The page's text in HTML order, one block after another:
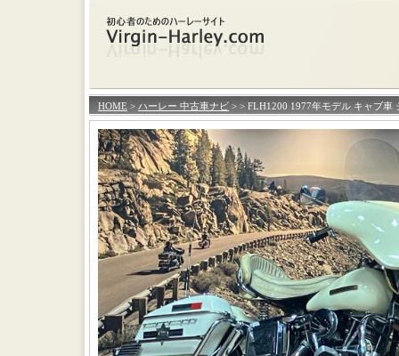
HOME > ハーレー 中古車ナビ > > FLH1200 1977年モデル キャブ車